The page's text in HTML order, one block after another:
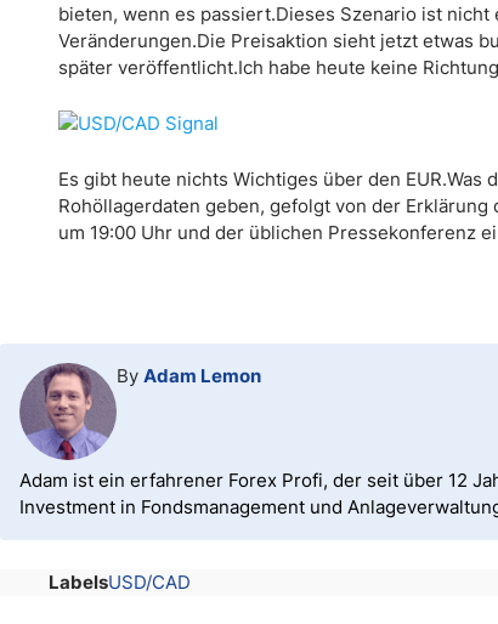
bieten, wenn es passiert.Dieses Szenario ist
Veränderungen.Die Preisaktion sieht jetzt etwas
später veröffentlicht.Ich habe heute keine
Es gibt heute nichts Wichtiges über den
Rohöllagerdaten geben, gefolgt von der
um 19:00 Uhr und der üblichen Pressekonferenz
By Adam Lemon
Adam ist ein erfahrener Forex Profi, der seit über 12
Investment in Fondsmanagement und
LabelsUSD/CAD